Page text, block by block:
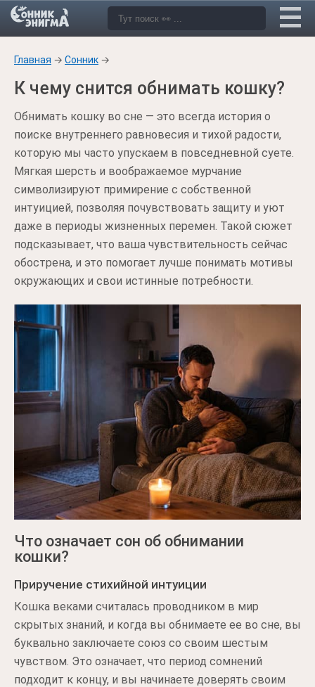
Главная → Сонник →
К чему снится обнимать кошку?
Обнимать кошку во сне — это всегда история о
поиске внутреннего равновесия и тихой радости,
которую мы часто упускаем в повседневной суете.
Мягкая шерсть и воображаемое мурчание
символизируют примирение с собственной
интуицией, позволяя почувствовать защиту и уют
даже в периоды жизненных перемен. Такой сюжет
подсказывает, что ваша чувствительность сейчас
обострена, и это помогает лучше понимать мотивы
окружающих и свои истинные потребности.
Что означает сон об обнимании
кошки?
Приручение стихийной интуиции
Кошка веками считалась проводником в мир
скрытых знаний, и когда вы обнимаете ее во сне, вы
буквально заключаете союз со своим шестым
чувством. Это означает, что период сомнений
подходит к концу, и вы начинаете доверять своим